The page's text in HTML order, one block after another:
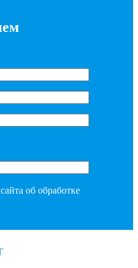
об обработке